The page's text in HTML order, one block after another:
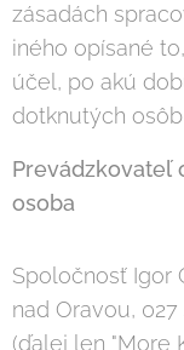
zásadách
iného opísané
účel, po akú
dotknutých
Prevádzkovateľ
osoba
Spoločnosť Igor
nad Oravou,
(ďalej len "More